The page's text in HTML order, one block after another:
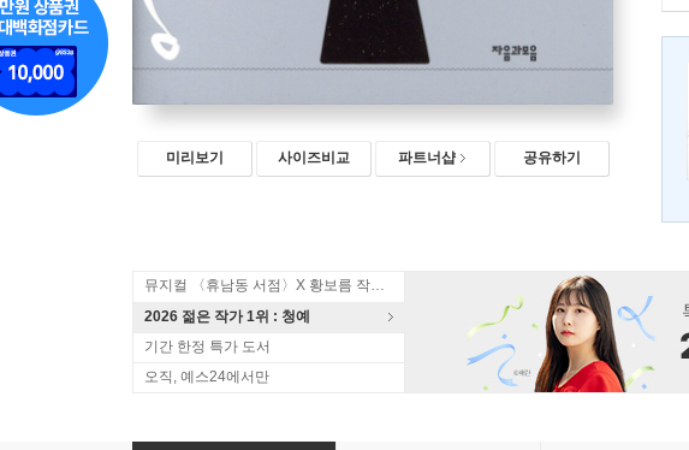
미리보기 사이즈비교 파트너샵 공유하기
뮤지컬 〈휴남동 서점〉X 황보름 작가 북토크
2026 젊은 작가 1위 : 청예
기간 한정 특가 도서
오직, 예스24에서만